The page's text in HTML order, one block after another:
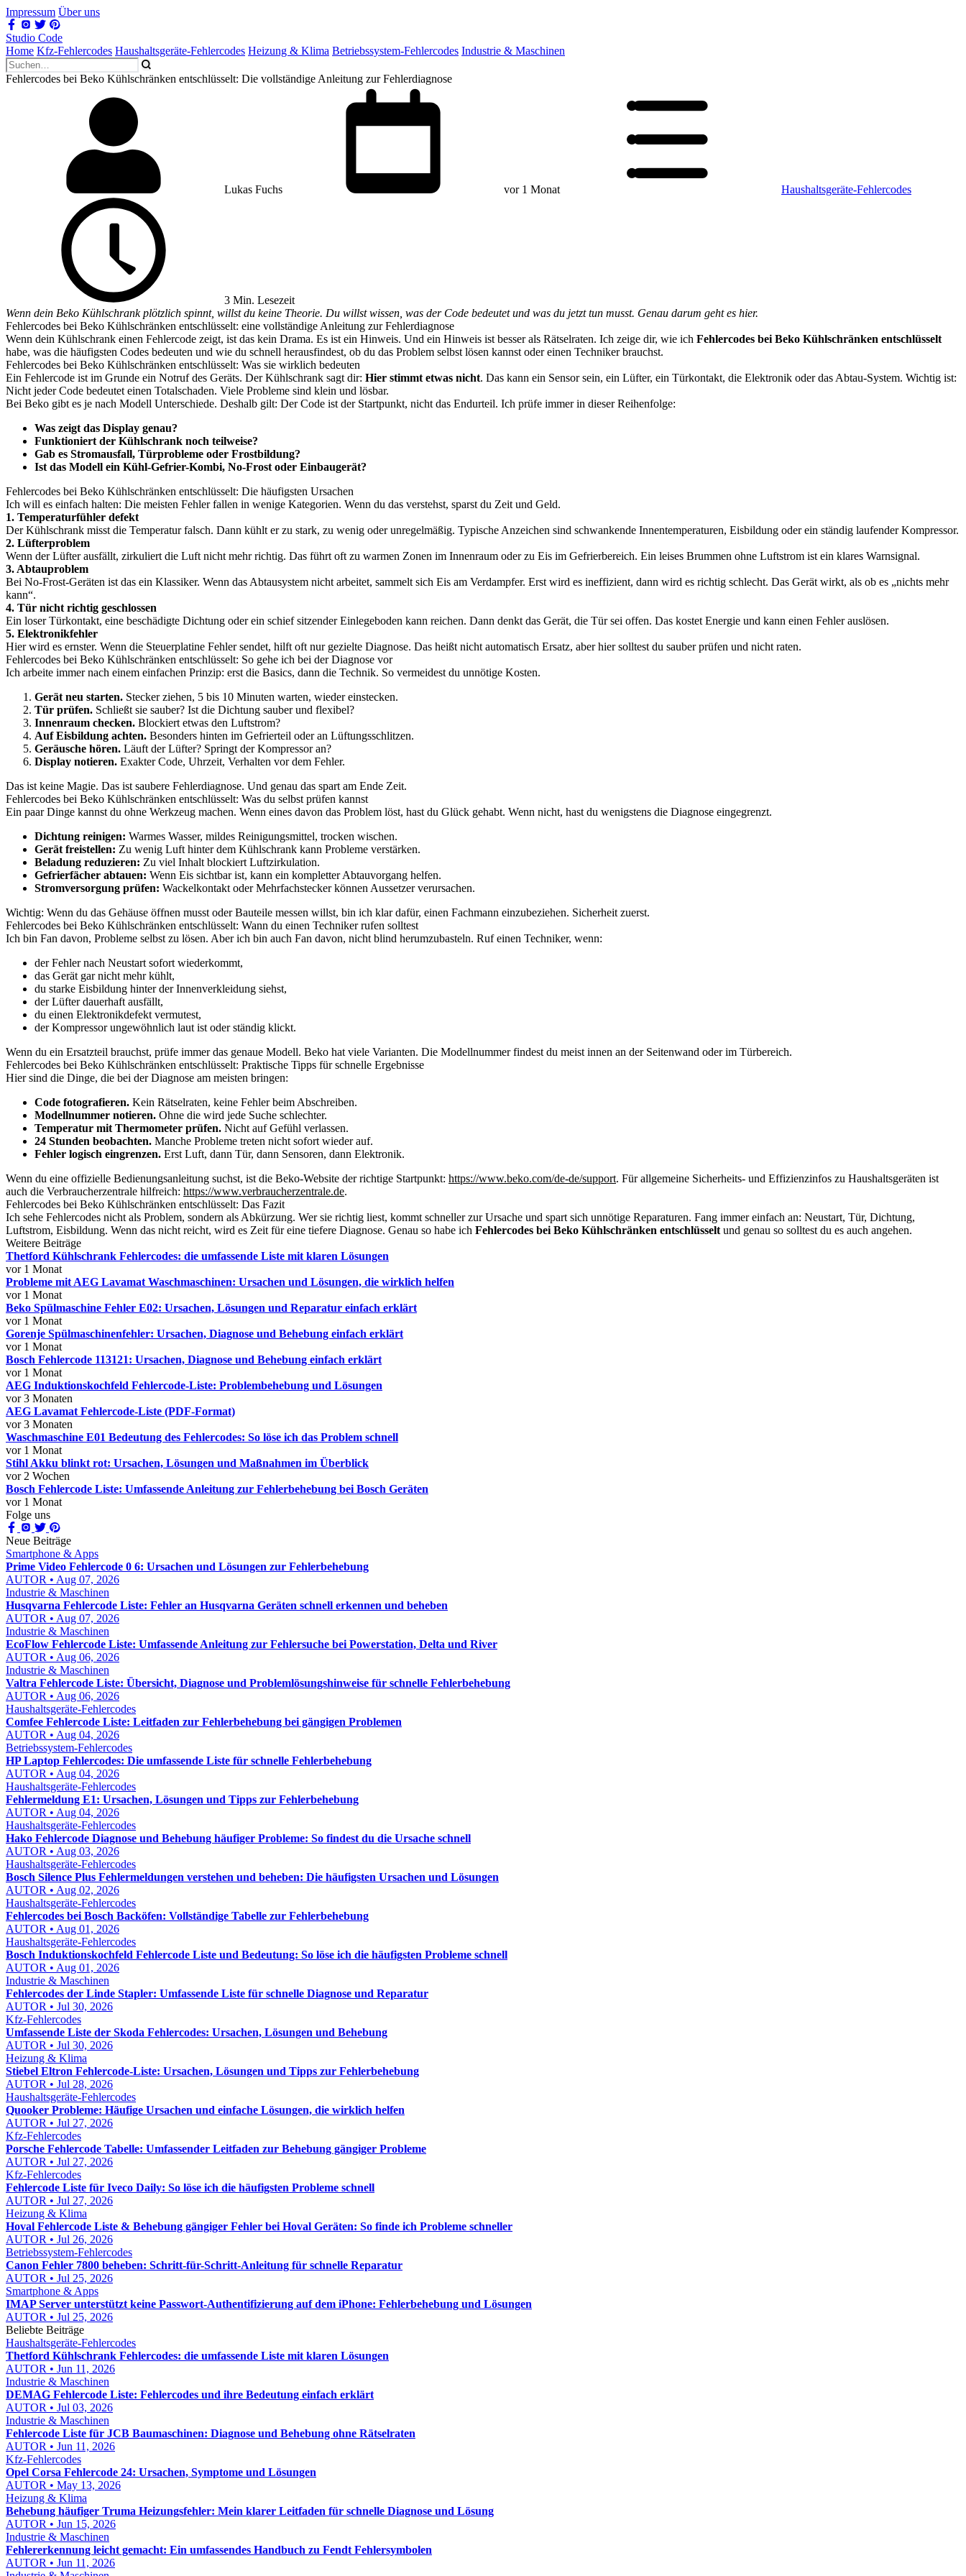
Impressum Über uns
Studio Code
Home Kfz-Fehlercodes Haushaltsgeräte-Fehlercodes Heizung & Klima Betriebssystem-Fehlercodes Industrie & Maschinen
Fehlercodes bei Beko Kühlschränken entschlüsselt: Die vollständige Anleitung zur Fehlerdiagnose
Lukas Fuchs vor 1 Monat Haushaltsgeräte-Fehlercodes
3 Min. Lesezeit
Wenn dein Beko Kühlschrank plötzlich spinnt, willst du keine Theorie. Du willst wissen, was der Code bedeutet und was du jetzt tun musst. Genau darum geht es hier.
Fehlercodes bei Beko Kühlschränken entschlüsselt: eine vollständige Anleitung zur Fehlerdiagnose
Wenn dein Kühlschrank einen Fehlercode zeigt, ist das kein Drama. Es ist ein Hinweis. Und ein Hinweis ist besser als Rätselraten. Ich zeige dir, wie ich Fehlercodes bei Beko Kühlschränken entschlüsselt
habe, was die häufigsten Codes bedeuten und wie du schnell herausfindest, ob du das Problem selbst lösen kannst oder einen Techniker brauchst.
Fehlercodes bei Beko Kühlschränken entschlüsselt: Was sie wirklich bedeuten
Ein Fehlercode ist im Grunde ein Notruf des Geräts. Der Kühlschrank sagt dir: Hier stimmt etwas nicht. Das kann ein Sensor sein, ein Lüfter, ein Türkontakt, die Elektronik oder das Abtau-System. Wichtig ist:
Nicht jeder Code bedeutet einen Totalschaden. Viele Probleme sind klein und lösbar.
Bei Beko gibt es je nach Modell Unterschiede. Deshalb gilt: Der Code ist der Startpunkt, nicht das Endurteil. Ich prüfe immer in dieser Reihenfolge:
Was zeigt das Display genau?
Funktioniert der Kühlschrank noch teilweise?
Gab es Stromausfall, Türprobleme oder Frostbildung?
Ist das Modell ein Kühl-Gefrier-Kombi, No-Frost oder Einbaugerät?
Fehlercodes bei Beko Kühlschränken entschlüsselt: Die häufigsten Ursachen
Ich will es einfach halten: Die meisten Fehler fallen in wenige Kategorien. Wenn du das verstehst, sparst du Zeit und Geld.
1. Temperaturfühler defekt
Der Kühlschrank misst die Temperatur falsch. Dann kühlt er zu stark, zu wenig oder unregelmäßig. Typische Anzeichen sind schwankende Innentemperaturen, Eisbildung oder ein ständig laufender Kompressor.
2. Lüfterproblem
Wenn der Lüfter ausfällt, zirkuliert die Luft nicht mehr richtig. Das führt oft zu warmen Zonen im Innenraum oder zu Eis im Gefrierbereich. Ein leises Brummen ohne Luftstrom ist ein klares Warnsignal.
3. Abtauproblem
Bei No-Frost-Geräten ist das ein Klassiker. Wenn das Abtausystem nicht arbeitet, sammelt sich Eis am Verdampfer. Erst wird es ineffizient, dann wird es richtig schlecht. Das Gerät wirkt, als ob es „nichts mehr
kann“.
4. Tür nicht richtig geschlossen
Ein loser Türkontakt, eine beschädigte Dichtung oder ein schief sitzender Einlegeboden kann reichen. Dann denkt das Gerät, die Tür sei offen. Das kostet Energie und kann einen Fehler auslösen.
5. Elektronikfehler
Hier wird es ernster. Wenn die Steuerplatine Fehler sendet, hilft oft nur gezielte Diagnose. Das heißt nicht automatisch Ersatz, aber hier solltest du sauber prüfen und nicht raten.
Fehlercodes bei Beko Kühlschränken entschlüsselt: So gehe ich bei der Diagnose vor
Ich arbeite immer nach einem einfachen Prinzip: erst die Basics, dann die Technik. So vermeidest du unnötige Kosten.
Gerät neu starten. Stecker ziehen, 5 bis 10 Minuten warten, wieder einstecken.
Tür prüfen. Schließt sie sauber? Ist die Dichtung sauber und flexibel?
Innenraum checken. Blockiert etwas den Luftstrom?
Auf Eisbildung achten. Besonders hinten im Gefrierteil oder an Lüftungsschlitzen.
Geräusche hören. Läuft der Lüfter? Springt der Kompressor an?
Display notieren. Exakter Code, Uhrzeit, Verhalten vor dem Fehler.
Das ist keine Magie. Das ist saubere Fehlerdiagnose. Und genau das spart am Ende Zeit.
Fehlercodes bei Beko Kühlschränken entschlüsselt: Was du selbst prüfen kannst
Ein paar Dinge kannst du ohne Werkzeug machen. Wenn eines davon das Problem löst, hast du Glück gehabt. Wenn nicht, hast du wenigstens die Diagnose eingegrenzt.
Dichtung reinigen: Warmes Wasser, mildes Reinigungsmittel, trocken wischen.
Gerät freistellen: Zu wenig Luft hinter dem Kühlschrank kann Probleme verstärken.
Beladung reduzieren: Zu viel Inhalt blockiert Luftzirkulation.
Gefrierfächer abtauen: Wenn Eis sichtbar ist, kann ein kompletter Abtauvorgang helfen.
Stromversorgung prüfen: Wackelkontakt oder Mehrfachstecker können Aussetzer verursachen.
Wichtig: Wenn du das Gehäuse öffnen musst oder Bauteile messen willst, bin ich klar dafür, einen Fachmann einzubeziehen. Sicherheit zuerst.
Fehlercodes bei Beko Kühlschränken entschlüsselt: Wann du einen Techniker rufen solltest
Ich bin Fan davon, Probleme selbst zu lösen. Aber ich bin auch Fan davon, nicht blind herumzubasteln. Ruf einen Techniker, wenn:
der Fehler nach Neustart sofort wiederkommt,
das Gerät gar nicht mehr kühlt,
du starke Eisbildung hinter der Innenverkleidung siehst,
der Lüfter dauerhaft ausfällt,
du einen Elektronikdefekt vermutest,
der Kompressor ungewöhnlich laut ist oder ständig klickt.
Wenn du ein Ersatzteil brauchst, prüfe immer das genaue Modell. Beko hat viele Varianten. Die Modellnummer findest du meist innen an der Seitenwand oder im Türbereich.
Fehlercodes bei Beko Kühlschränken entschlüsselt: Praktische Tipps für schnelle Ergebnisse
Hier sind die Dinge, die bei der Diagnose am meisten bringen:
Code fotografieren. Kein Rätselraten, keine Fehler beim Abschreiben.
Modellnummer notieren. Ohne die wird jede Suche schlechter.
Temperatur mit Thermometer prüfen. Nicht auf Gefühl verlassen.
24 Stunden beobachten. Manche Probleme treten nicht sofort wieder auf.
Fehler logisch eingrenzen. Erst Luft, dann Tür, dann Sensoren, dann Elektronik.
Wenn du eine offizielle Bedienungsanleitung suchst, ist die Beko-Website der richtige Startpunkt: https://www.beko.com/de-de/support. Für allgemeine Sicherheits- und Effizienzinfos zu Haushaltsgeräten ist
auch die Verbraucherzentrale hilfreich: https://www.verbraucherzentrale.de.
Fehlercodes bei Beko Kühlschränken entschlüsselt: Das Fazit
Ich sehe Fehlercodes nicht als Problem, sondern als Abkürzung. Wer sie richtig liest, kommt schneller zur Ursache und spart sich unnötige Reparaturen. Fang immer einfach an: Neustart, Tür, Dichtung,
Luftstrom, Eisbildung. Wenn das nicht reicht, wird es Zeit für eine tiefere Diagnose. Genau so habe ich Fehlercodes bei Beko Kühlschränken entschlüsselt und genau so solltest du es auch angehen.
Weitere Beiträge
Thetford Kühlschrank Fehlercodes: die umfassende Liste mit klaren Lösungen
vor 1 Monat
Probleme mit AEG Lavamat Waschmaschinen: Ursachen und Lösungen, die wirklich helfen
vor 1 Monat
Beko Spülmaschine Fehler E02: Ursachen, Lösungen und Reparatur einfach erklärt
vor 1 Monat
Gorenje Spülmaschinenfehler: Ursachen, Diagnose und Behebung einfach erklärt
vor 1 Monat
Bosch Fehlercode 113121: Ursachen, Diagnose und Behebung einfach erklärt
vor 1 Monat
AEG Induktionskochfeld Fehlercode-Liste: Problembehebung und Lösungen
vor 3 Monaten
AEG Lavamat Fehlercode-Liste (PDF-Format)
vor 3 Monaten
Waschmaschine E01 Bedeutung des Fehlercodes: So löse ich das Problem schnell
vor 1 Monat
Stihl Akku blinkt rot: Ursachen, Lösungen und Maßnahmen im Überblick
vor 2 Wochen
Bosch Fehlercode Liste: Umfassende Anleitung zur Fehlerbehebung bei Bosch Geräten
vor 1 Monat
Folge uns
Neue Beiträge
Smartphone & Apps
Prime Video Fehlercode 0 6: Ursachen und Lösungen zur Fehlerbehebung
AUTOR • Aug 07, 2026
Industrie & Maschinen
Husqvarna Fehlercode Liste: Fehler an Husqvarna Geräten schnell erkennen und beheben
AUTOR • Aug 07, 2026
Industrie & Maschinen
EcoFlow Fehlercode Liste: Umfassende Anleitung zur Fehlersuche bei Powerstation, Delta und River
AUTOR • Aug 06, 2026
Industrie & Maschinen
Valtra Fehlercode Liste: Übersicht, Diagnose und Problemlösungshinweise für schnelle Fehlerbehebung
AUTOR • Aug 06, 2026
Haushaltsgeräte-Fehlercodes
Comfee Fehlercode Liste: Leitfaden zur Fehlerbehebung bei gängigen Problemen
AUTOR • Aug 04, 2026
Betriebssystem-Fehlercodes
HP Laptop Fehlercodes: Die umfassende Liste für schnelle Fehlerbehebung
AUTOR • Aug 04, 2026
Haushaltsgeräte-Fehlercodes
Fehlermeldung E1: Ursachen, Lösungen und Tipps zur Fehlerbehebung
AUTOR • Aug 04, 2026
Haushaltsgeräte-Fehlercodes
Hako Fehlercode Diagnose und Behebung häufiger Probleme: So findest du die Ursache schnell
AUTOR • Aug 03, 2026
Haushaltsgeräte-Fehlercodes
Bosch Silence Plus Fehlermeldungen verstehen und beheben: Die häufigsten Ursachen und Lösungen
AUTOR • Aug 02, 2026
Haushaltsgeräte-Fehlercodes
Fehlercodes bei Bosch Backöfen: Vollständige Tabelle zur Fehlerbehebung
AUTOR • Aug 01, 2026
Haushaltsgeräte-Fehlercodes
Bosch Induktionskochfeld Fehlercode Liste und Bedeutung: So löse ich die häufigsten Probleme schnell
AUTOR • Aug 01, 2026
Industrie & Maschinen
Fehlercodes der Linde Stapler: Umfassende Liste für schnelle Diagnose und Reparatur
AUTOR • Jul 30, 2026
Kfz-Fehlercodes
Umfassende Liste der Skoda Fehlercodes: Ursachen, Lösungen und Behebung
AUTOR • Jul 30, 2026
Heizung & Klima
Stiebel Eltron Fehlercode-Liste: Ursachen, Lösungen und Tipps zur Fehlerbehebung
AUTOR • Jul 28, 2026
Haushaltsgeräte-Fehlercodes
Quooker Probleme: Häufige Ursachen und einfache Lösungen, die wirklich helfen
AUTOR • Jul 27, 2026
Kfz-Fehlercodes
Porsche Fehlercode Tabelle: Umfassender Leitfaden zur Behebung gängiger Probleme
AUTOR • Jul 27, 2026
Kfz-Fehlercodes
Fehlercode Liste für Iveco Daily: So löse ich die häufigsten Probleme schnell
AUTOR • Jul 27, 2026
Heizung & Klima
Hoval Fehlercode Liste & Behebung gängiger Fehler bei Hoval Geräten: So finde ich Probleme schneller
AUTOR • Jul 26, 2026
Betriebssystem-Fehlercodes
Canon Fehler 7800 beheben: Schritt-für-Schritt-Anleitung für schnelle Reparatur
AUTOR • Jul 25, 2026
Smartphone & Apps
IMAP Server unterstützt keine Passwort-Authentifizierung auf dem iPhone: Fehlerbehebung und Lösungen
AUTOR • Jul 25, 2026
Beliebte Beiträge
Haushaltsgeräte-Fehlercodes
Thetford Kühlschrank Fehlercodes: die umfassende Liste mit klaren Lösungen
AUTOR • Jun 11, 2026
Industrie & Maschinen
DEMAG Fehlercode Liste: Fehlercodes und ihre Bedeutung einfach erklärt
AUTOR • Jul 03, 2026
Industrie & Maschinen
Fehlercode Liste für JCB Baumaschinen: Diagnose und Behebung ohne Rätselraten
AUTOR • Jun 11, 2026
Kfz-Fehlercodes
Opel Corsa Fehlercode 24: Ursachen, Symptome und Lösungen
AUTOR • May 13, 2026
Heizung & Klima
Behebung häufiger Truma Heizungsfehler: Mein klarer Leitfaden für schnelle Diagnose und Lösung
AUTOR • Jun 15, 2026
Industrie & Maschinen
Fehlererkennung leicht gemacht: Ein umfassendes Handbuch zu Fendt Fehlersymbolen
AUTOR • Jun 11, 2026